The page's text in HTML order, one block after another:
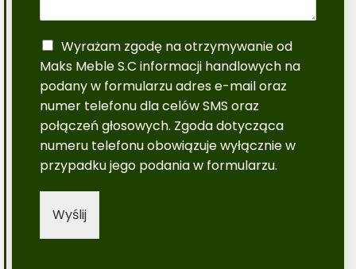
Wyrażam zgodę na otrzymywanie od
Maks Meble S.C informacji handlowych na
podany w formularzu adres e-mail oraz
numer telefonu dla celów SMS oraz
połączeń głosowych. Zgoda dotycząca
numeru telefonu obowiązuje wyłącznie w
przypadku jego podania w formularzu.
Wyślij